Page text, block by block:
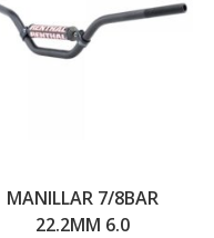
MANILLAR 7/8BAR
22.2MM 6.0